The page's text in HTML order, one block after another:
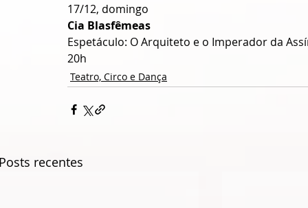
17/12, domingo
Cia Blasfêmeas
Espetáculo: O Arquiteto e o Imperador da
20h
Teatro, Circo e Dança
recentes